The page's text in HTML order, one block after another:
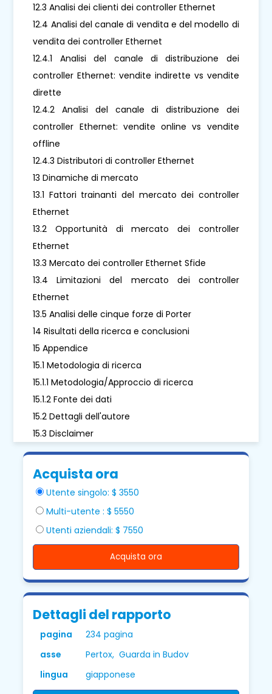
12.3 Analisi dei clienti dei controller Ethernet
12.4 Analisi del canale di vendita e del modello di
vendita dei controller Ethernet
12.4.1 Analisi del canale di distribuzione dei
controller Ethernet: vendite indirette vs vendite
dirette
12.4.2 Analisi del canale di distribuzione dei
controller Ethernet: vendite online vs vendite
offline
12.4.3 Distributori di controller Ethernet
13 Dinamiche di mercato
13.1 Fattori trainanti del mercato dei controller
Ethernet
13.2 Opportunità di mercato dei controller
Ethernet
13.3 Mercato dei controller Ethernet Sfide
13.4 Limitazioni del mercato dei controller
Ethernet
13.5 Analisi delle cinque forze di Porter
14 Risultati della ricerca e conclusioni
15 Appendice
15.1 Metodologia di ricerca
15.1.1 Metodologia/Approccio di ricerca
15.1.2 Fonte dei dati
15.2 Dettagli dell'autore
15.3 Disclaimer
Acquista ora
Utente singolo: $ 3550
Multi-utente : $ 5550
Utenti aziendali: $ 7550
Acquista ora
Dettagli del rapporto
pagina
234 pagina
asse
Pertox, Guarda in Budov
lingua
giapponese